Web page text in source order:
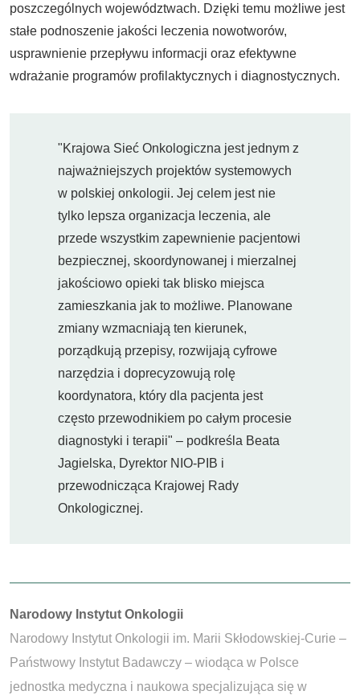
poszczególnych województwach. Dzięki temu możliwe jest
stałe podnoszenie jakości leczenia nowotworów,
usprawnienie przepływu informacji oraz efektywne
wdrażanie programów profilaktycznych i diagnostycznych.
"Krajowa Sieć Onkologiczna jest jednym z
najważniejszych projektów systemowych
w polskiej onkologii. Jej celem jest nie
tylko lepsza organizacja leczenia, ale
przede wszystkim zapewnienie pacjentowi
bezpiecznej, skoordynowanej i mierzalnej
jakościowo opieki tak blisko miejsca
zamieszkania jak to możliwe. Planowane
zmiany wzmacniają ten kierunek,
porządkują przepisy, rozwijają cyfrowe
narzędzia i doprecyzowują rolę
koordynatora, który dla pacjenta jest
często przewodnikiem po całym procesie
diagnostyki i terapii" – podkreśla Beata
Jagielska, Dyrektor NIO-PIB i
przewodnicząca Krajowej Rady
Onkologicznej.
Autorzy:
Narodowy Instytut Onkologii
Narodowy Instytut Onkologii im. Marii Skłodowskiej-Curie –
Państwowy Instytut Badawczy – wiodąca w Polsce
jednostka medyczna i naukowa specjalizująca się w